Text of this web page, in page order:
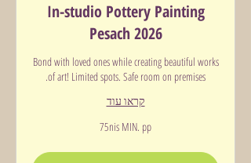
In-studio Pottery Painting
Pesach 2026
Bond with loved ones while creating beautiful works
of art! Limited spots. Safe room on premises.
קראו עוד
75nis MIN. pp